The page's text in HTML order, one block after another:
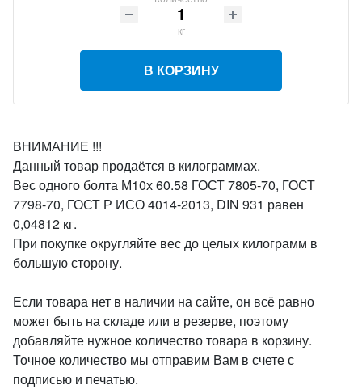
кг
В КОРЗИНУ
ВНИМАНИЕ !!!
Данный товар продаётся в килограммах.
Вес одного болта М10х 60.58 ГОСТ 7805-70, ГОСТ
7798-70, ГОСТ Р ИСО 4014-2013, DIN 931 равен
0,04812 кг.
При покупке округляйте вес до целых килограмм в
большую сторону.
Если товара нет в наличии на сайте, он всё равно
может быть на складе или в резерве, поэтому
добавляйте нужное количество товара в корзину.
Точное количество мы отправим Вам в счете с
подписью и печатью.